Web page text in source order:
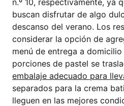
n.º 10, respectivamente, ya
buscan disfrutar de algo
descanso del verano. Los
considerar la opción de
menú de entrega a
porciones de pastel se
embalaje adecuado para
separados para la crema
lleguen en las mejores